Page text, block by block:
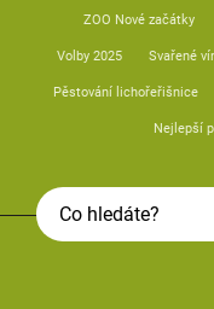
ZOO Nové začátky
Volby 2025 Svařené
Pěstování lichořeřišnice
Nejlepší